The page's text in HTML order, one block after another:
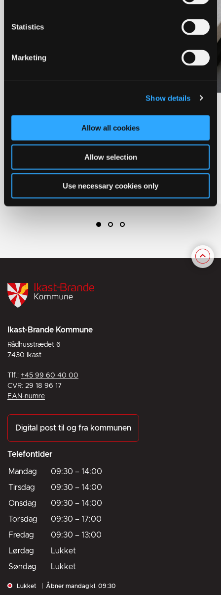
Statistics
Marketing
Show details
Allow all cookies
Allow selection
Use necessary cookies only
udvalg, som byrådet i denne valgperiode
har nedsat samt referater fra udvalgenes
møder.
Ikast-Brande Kommune
Rådhusstrædet 6
7430 Ikast
Tlf.: +45 99 60 40 00
CVR: 29 18 96 17
EAN-numre
Digital post til og fra kommunen
Telefontider
Mandag 09:30 – 14:00
Tirsdag
09:30 – 14:00
Onsdag
09:30 – 14:00
Torsdag
09:30 – 17:00
Fredag
09:30 – 13:00
Lørdag
Lukket
Søndag
Lukket
Lukket Åbner mandag kl. 09:30